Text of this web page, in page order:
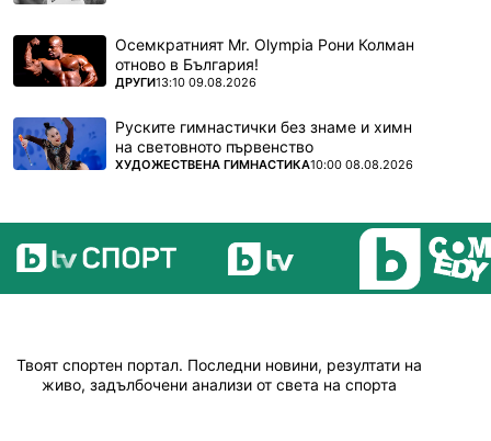
Осемкратният Mr. Olympia Рони Колман
отново в България!
ПОВЕЧЕ ОТ
ДРУГИ13:10 09.08.2026
Руските гимнастички без знаме и химн
на световното първенство
ПОВЕЧЕ ОТ
ХУДОЖЕСТВЕНА ГИМНАСТИКА10:00 08.08.2026
Твоят спортен портал. Последни новини, резултати на
живо, задълбочени анализи от света на спорта